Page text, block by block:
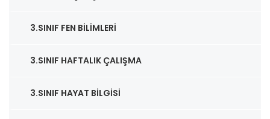
3.SINIF FEN BILIMLERI
3.SINIF HAFTALIK ÇALIŞMA
3.SINIF HAYAT BILGISI